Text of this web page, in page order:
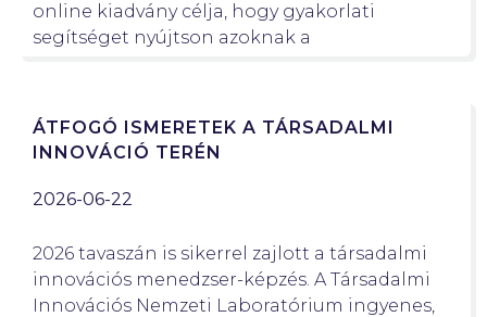
online kiadvány célja, hogy gyakorlati
segítséget nyújtson azoknak a
ÁTFOGÓ ISMERETEK A TÁRSADALMI
INNOVÁCIÓ TERÉN
2026-06-22
2026 tavaszán is sikerrel zajlott a társadalmi
innovációs menedzser-képzés. A Társadalmi
Innovációs Nemzeti Laboratórium ingyenes,